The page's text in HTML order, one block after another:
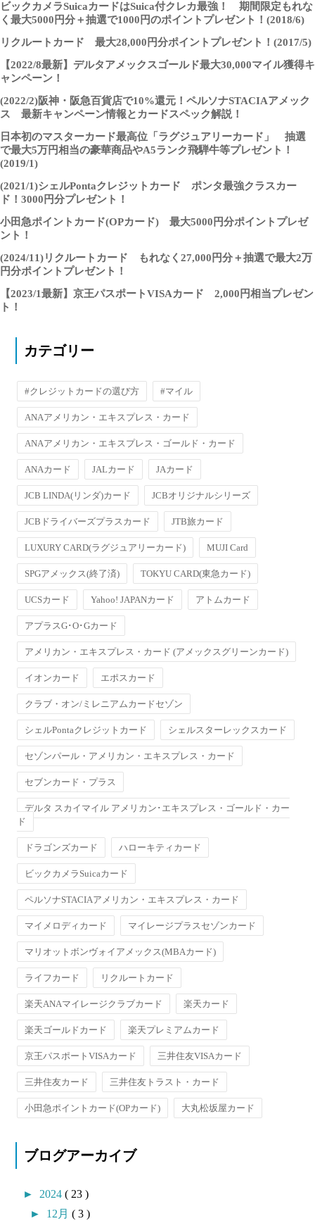
ビックカメラSuicaカードはSuica付クレカ最強！ 期間限定もれな
く最大5000円分＋抽選で1000円のポイントプレゼント！(2018/6)
リクルートカード 最大28,000円分ポイントプレゼント！(2017/5)
【2022/8最新】デルタアメックスゴールド最大30,000マイル獲得キ
ャンペーン！
(2022/2)阪神・阪急百貨店で10%還元！ペルソナSTACIAアメック
ス 最新キャンペーン情報とカードスペック解説！
日本初のマスターカード最高位「ラグジュアリーカード」 抽選
で最大5万円相当の豪華商品やA5ランク飛騨牛等プレゼント！
(2019/1)
(2021/1)シェルPontaクレジットカード ポンタ最強クラスカー
ド！3000円分プレゼント！
小田急ポイントカード(OPカード) 最大5000円分ポイントプレゼ
ント！
(2024/11)リクルートカード もれなく27,000円分＋抽選で最大2万
円分ポイントプレゼント！
【2023/1最新】京王パスポートVISAカード 2,000円相当プレゼン
ト！
カテゴリー
#クレジットカードの選び方 #マイル
ANAアメリカン・エキスプレス・カード
ANAアメリカン・エキスプレス・ゴールド・カード
ANAカード JALカード JAカード
JCB LINDA(リンダ)カード JCBオリジナルシリーズ
JCBドライバーズプラスカード JTB旅カード
LUXURY CARD(ラグジュアリーカード) MUJI Card
SPGアメックス(終了済) TOKYU CARD(東急カード)
UCSカード Yahoo! JAPANカード アトムカード
アプラスG･O･Gカード
アメリカン・エキスプレス・カード (アメックスグリーンカード)
イオンカード エポスカード
クラブ・オン/ミレニアムカードセゾン
シェルPontaクレジットカード シェルスターレックスカード
セゾンパール・アメリカン・エキスプレス・カード
セブンカード・プラス
デルタ スカイマイル アメリカン･エキスプレス・ゴールド・カー
ド
ドラゴンズカード ハローキティカード
ビックカメラSuicaカード
ペルソナSTACIAアメリカン・エキスプレス・カード
マイメロディカード マイレージプラスセゾンカード
マリオットボンヴォイアメックス(MBAカード)
ライフカード リクルートカード
楽天ANAマイレージクラブカード 楽天カード
楽天ゴールドカード 楽天プレミアムカード
京王パスポートVISAカード 三井住友VISAカード
三井住友カード 三井住友トラスト・カード
小田急ポイントカード(OPカード) 大丸松坂屋カード
ブログアーカイブ
► 2024( 23 )
► 12月( 3 )